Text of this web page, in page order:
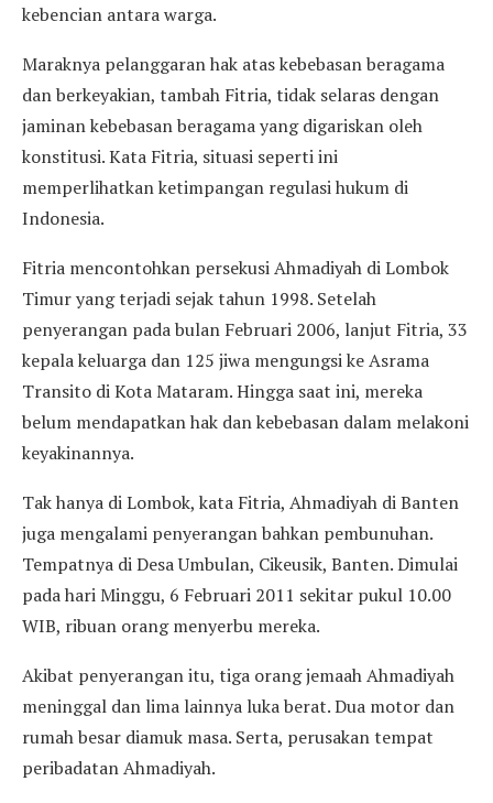
kebencian antara warga.
Maraknya pelanggaran hak atas kebebasan beragama
dan berkeyakian, tambah Fitria, tidak selaras dengan
jaminan kebebasan beragama yang digariskan oleh
konstitusi. Kata Fitria, situasi seperti ini
memperlihatkan ketimpangan regulasi hukum di
Indonesia.
Fitria mencontohkan persekusi Ahmadiyah di Lombok
Timur yang terjadi sejak tahun 1998. Setelah
penyerangan pada bulan Februari 2006, lanjut Fitria, 33
kepala keluarga dan 125 jiwa mengungsi ke Asrama
Transito di Kota Mataram. Hingga saat ini, mereka
belum mendapatkan hak dan kebebasan dalam melakoni
keyakinannya.
Tak hanya di Lombok, kata Fitria, Ahmadiyah di Banten
juga mengalami penyerangan bahkan pembunuhan.
Tempatnya di Desa Umbulan, Cikeusik, Banten. Dimulai
pada hari Minggu, 6 Februari 2011 sekitar pukul 10.00
WIB, ribuan orang menyerbu mereka.
Akibat penyerangan itu, tiga orang jemaah Ahmadiyah
meninggal dan lima lainnya luka berat. Dua motor dan
rumah besar diamuk masa. Serta, perusakan tempat
peribadatan Ahmadiyah.